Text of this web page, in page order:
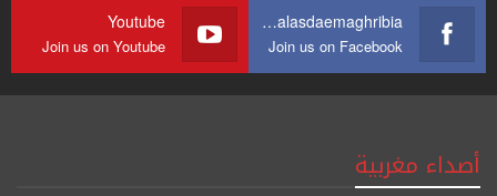
https://web.facebook.com/journalasdaemaghribia/
Join us on Facebook
Youtube
Join us on Youtube
أصداء مغربية